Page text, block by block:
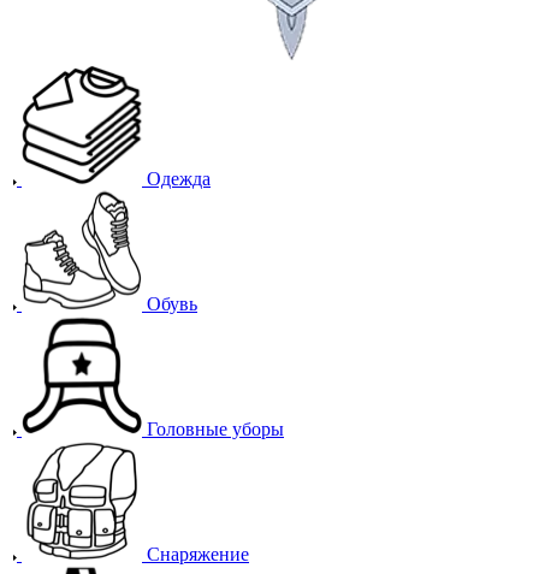
Одежда
Обувь
Головные уборы
Снаряжение